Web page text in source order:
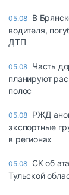
05.08 В
водителя,
ДТП
05.08 Часть
планируют
полос
05.08 РЖД
экспортные
в регионах
05.08 СК об
Тульской